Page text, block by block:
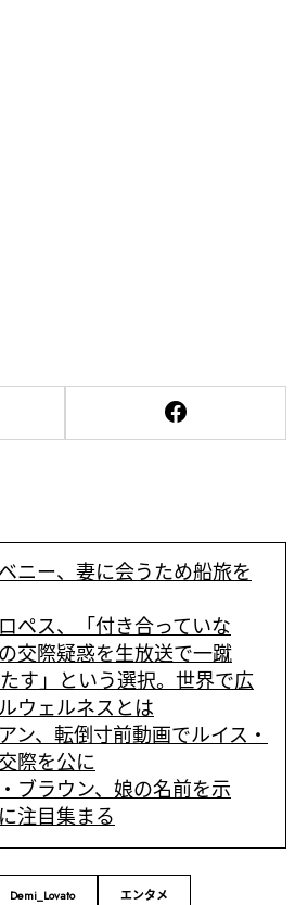
ニー、妻に会うため船旅を
ペス、「付き合っていな
交際疑惑を生放送で一蹴
す」という選択。世界で広
ウェルネスとは
ン、転倒寸前動画でルイス・
際を公に
ブラウン、娘の名前を示
注目集まる
Demi_Lovato
エンタメ